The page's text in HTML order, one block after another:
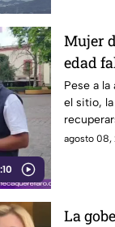
Mujer
edad
de
Pese a
el sitio,
lugar.
agosto 08,
La